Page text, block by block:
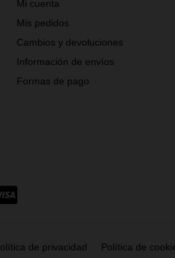
Mi cuenta
Mis pedidos
Cambios y devoluciones
Información de envíos
Formas de pago
de privacidad Política de